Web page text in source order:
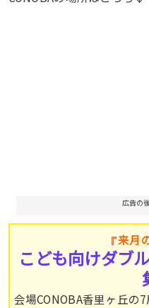
広告の
来月
こども向けダブ
会場CONOBA香里ヶ丘の